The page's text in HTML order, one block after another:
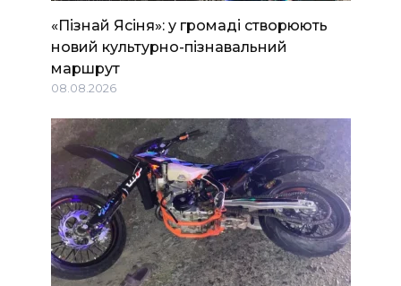
«Пізнай Ясіня»: у громаді створюють
новий культурно-пізнавальний
маршрут
08.08.2026